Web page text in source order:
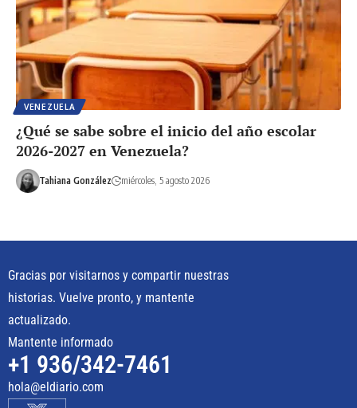
VENEZUELA
¿Qué se sabe sobre el inicio del año escolar
2026-2027 en Venezuela?
Tahiana González miércoles, 5 agosto 2026
Gracias por visitarnos y compartir nuestras
historias. Vuelve pronto, y mantente
actualizado.
Mantente informado
+1 936/342-7461
hola@eldiario.com